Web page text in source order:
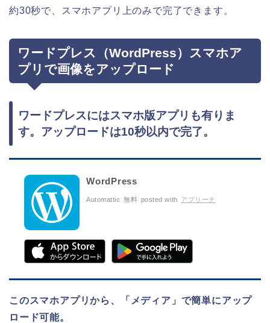
約30秒で、スマホアプリ上のみで完了できます。
ワードプレス（WordPress）スマホア
プリで画像をアップロード
ワードプレスにはスマホ版アプリも有りま
す。アップロードは10秒以内で完了。
WordPress
Automattic 無料 posted with アプリーチ
このスマホアプリから、「メディア」で簡単にアップ
ロード可能。